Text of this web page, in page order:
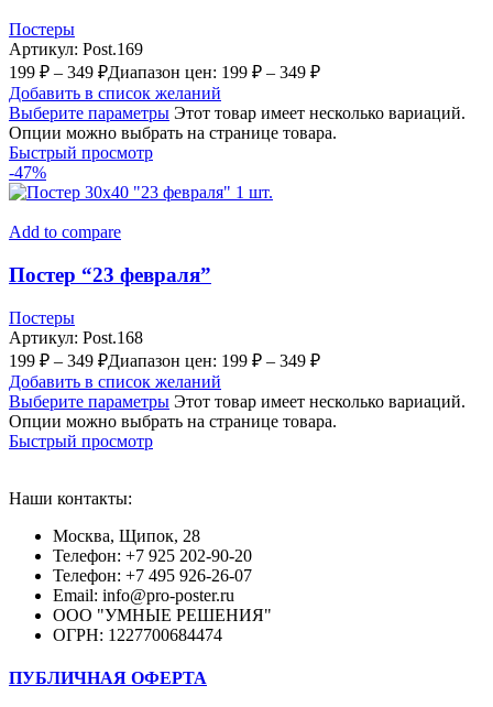
Постеры
Артикул: Post.169
199 ₽ – 349 ₽Диапазон цен: 199 ₽ – 349 ₽
Добавить в список желаний
Выберите параметры Этот товар имеет несколько вариаций.
Опции можно выбрать на странице товара.
Быстрый просмотр
-47%
Add to compare
Постер “23 февраля”
Постеры
Артикул: Post.168
199 ₽ – 349 ₽Диапазон цен: 199 ₽ – 349 ₽
Добавить в список желаний
Выберите параметры Этот товар имеет несколько вариаций.
Опции можно выбрать на странице товара.
Быстрый просмотр
Наши контакты:
Москва, Щипок, 28
Телефон: +7 925 202-90-20
Телефон: +7 495 926-26-07
Email: info@pro-poster.ru
ООО "УМНЫЕ РЕШЕНИЯ"
ОГРН: 1227700684474
ПУБЛИЧНАЯ ОФЕРТА